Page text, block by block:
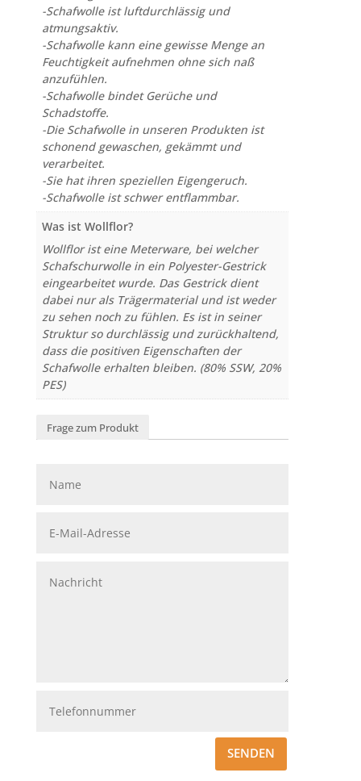
-Schafwolle ist luftdurchlässig und
atmungsaktiv.
-Schafwolle kann eine gewisse Menge an
Feuchtigkeit aufnehmen ohne sich naß
anzufühlen.
-Schafwolle bindet Gerüche und
Schadstoffe.
-Die Schafwolle in unseren Produkten ist
schonend gewaschen, gekämmt und
verarbeitet.
-Sie hat ihren speziellen Eigengeruch.
-Schafwolle ist schwer entflammbar.
Was ist Wollflor?
Wollflor ist eine Meterware, bei welcher
Schafschurwolle in ein Polyester-Gestrick
eingearbeitet wurde. Das Gestrick dient
dabei nur als Trägermaterial und ist weder
zu sehen noch zu fühlen. Es ist in seiner
Struktur so durchlässig und zurückhaltend,
dass die positiven Eigenschaften der
Schafwolle erhalten bleiben. (80% SSW, 20%
PES)
Frage zum Produkt
SENDEN